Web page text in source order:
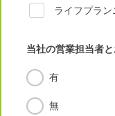
ライフプラン
当社の営業担当者
有
無